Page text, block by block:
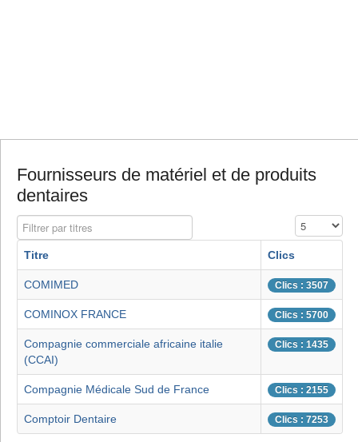
Fournisseurs de matériel et de produits
dentaires
Filtrer par titres Affichage #
Titre Clics
COMIMED Clics : 3507
COMINOX FRANCE Clics : 5700
Compagnie commerciale africaine italie
(CCAI)
Clics : 1435
Compagnie Médicale Sud de France Clics : 2155
Comptoir Dentaire Clics : 7253